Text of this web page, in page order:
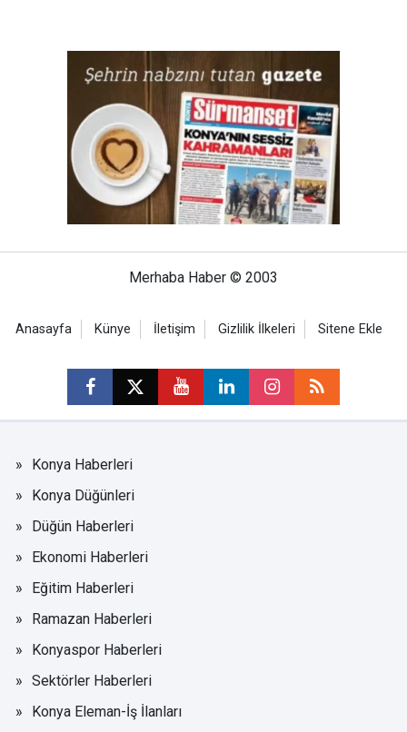
Merhaba Haber © 2003
Anasayfa Künye İletişim Gizlilik İlkeleri Sitene Ekle
Konya Haberleri
Konya Düğünleri
Düğün Haberleri
Ekonomi Haberleri
Eğitim Haberleri
Ramazan Haberleri
Konyaspor Haberleri
Sektörler Haberleri
Konya Eleman-İş İlanları